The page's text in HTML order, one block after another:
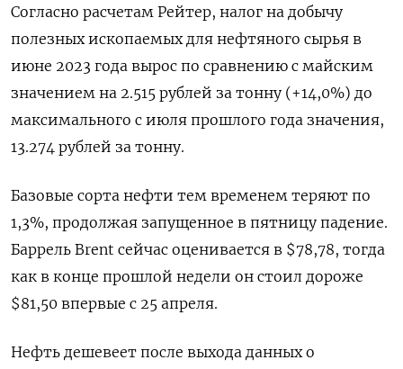
Согласно расчетам Рейтер, налог на добычу
полезных ископаемых для нефтяного сырья в
июне 2023 года вырос по сравнению с майским
значением на 2.515 рублей за тонну (+14,0%) до
максимального с июля прошлого года значения,
13.274 рублей за тонну.
Базовые сорта нефти тем временем теряют по
1,3%, продолжая запущенное в пятницу падение.
Баррель Brent сейчас оценивается в $78,78, тогда
как в конце прошлой недели он стоил дороже
$81,50 впервые с 25 апреля.
Нефть дешевеет после выхода данных о